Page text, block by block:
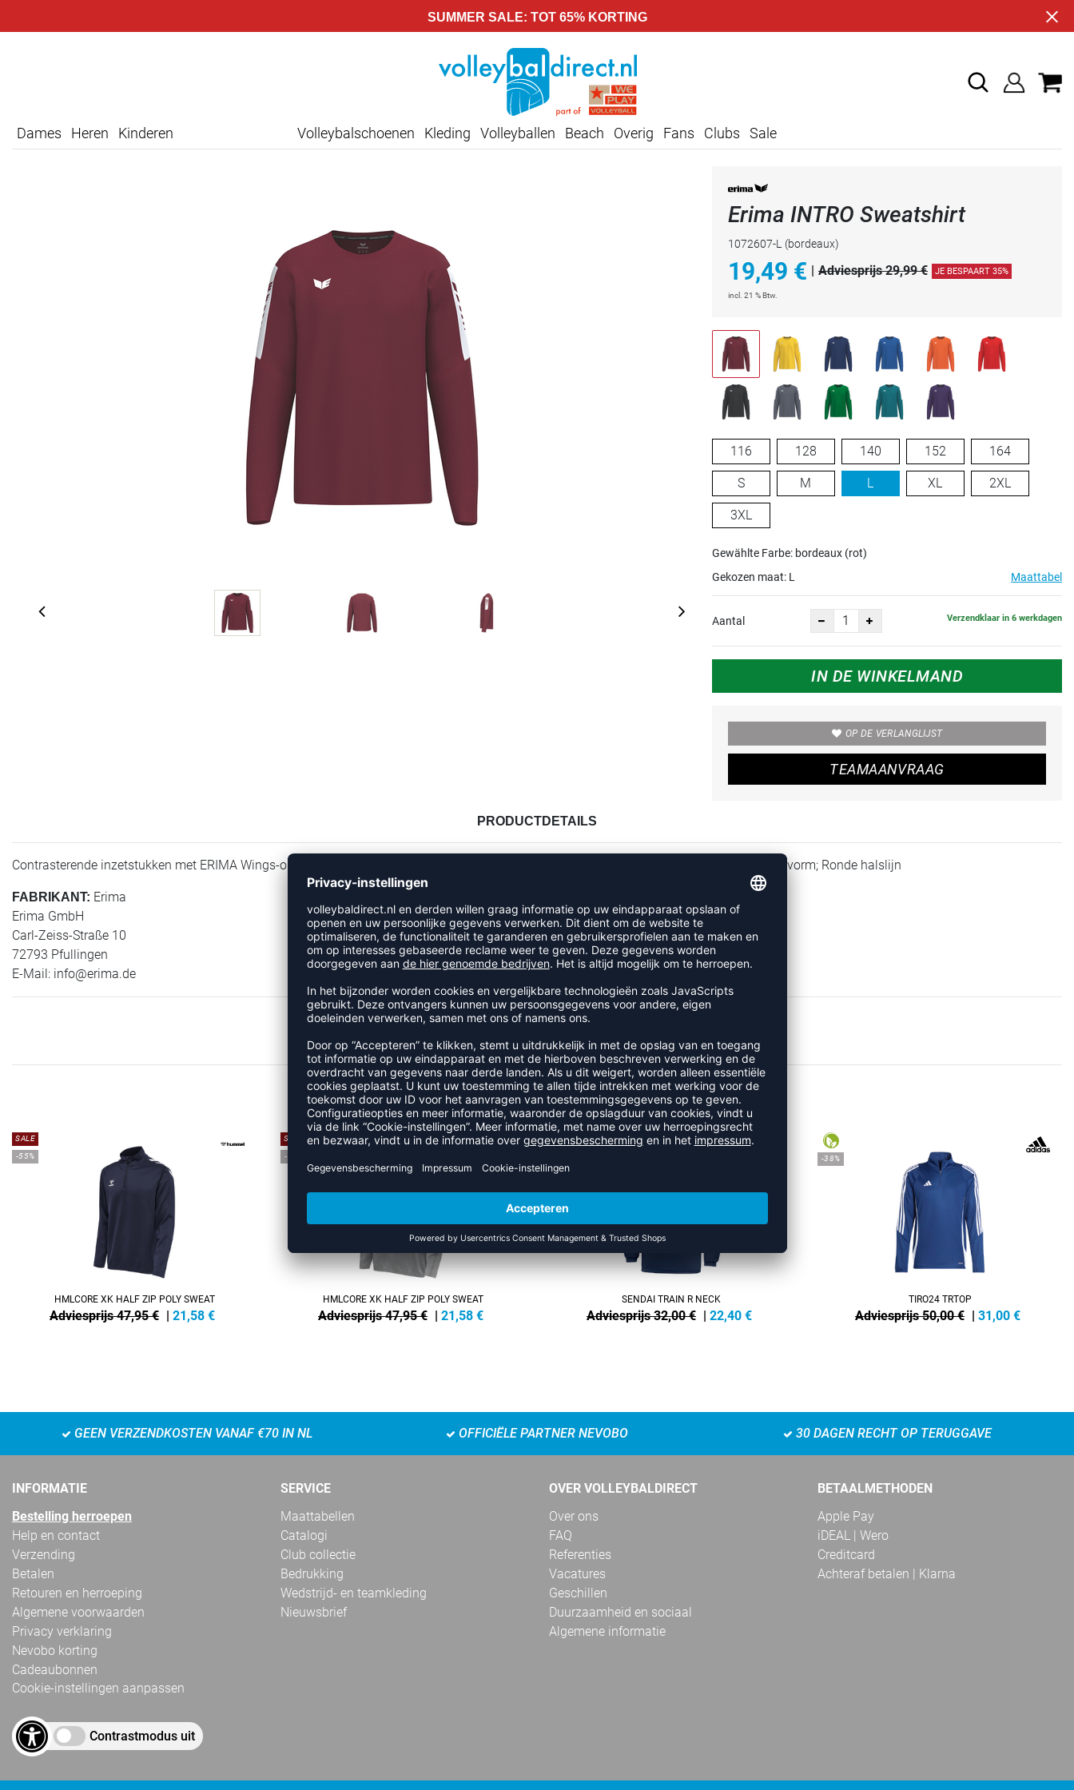
SUMMER SALE: TOT 65% KORTING
Dames Heren Kinderen Volleybalschoenen Kleding Volleyballen Beach Overig Fans Clubs Sale
Erima INTRO Sweatshirt
1072607-L (bordeaux)
19,49 € Adviesprijs 29,99 € JE BESPAART 35%
incl. 21 % Btw.
116 128 140 152 164
S M L XL 2XL
3XL
Gewählte Farbe: bordeaux (rot)
Gekozen maat: L Maattabel
Aantal Verzendklaar in 6 werkdagen
IN DE WINKELMAND
OP DE VERLANGLIJST
TEAMAANVRAAG
PRODUCTDETAILS
Contrasterende inzetstukken met ERIMA Wings-opdruk op de mouwen; Slijtvast functioneel materiaal; Geborduurd ERIMA-logo; Rechte pasvorm; Ronde halslijn
FABRIKANT: Erima
Erima GmbH
Carl-Zeiss-Straße 10
72793 Pfullingen
E-Mail: info@erima.de
RECENT BEKEKEN
MEER UIT DE CATEGORIE SWEATSHIRTS
SALE
-55%
HMLCORE XK HALF ZIP POLY SWEAT
Adviesprijs 47,95 € | 21,58 €
SALE
-55%
HMLCORE XK HALF ZIP POLY SWEAT
Adviesprijs 47,95 € | 21,58 €
SALE
SENDAI TRAIN R NECK
Adviesprijs 32,00 € | 22,40 €
-38%
TIRO24 TRTOP
Adviesprijs 50,00 € | 31,00 €
GEEN VERZENDKOSTEN VANAF €70 IN NL OFFICIËLE PARTNER NEVOBO 30 DAGEN RECHT OP TERUGGAVE
INFORMATIE
Bestelling herroepen
Help en contact
Verzending
Betalen
Retouren en herroeping
Algemene voorwaarden
Privacy verklaring
Nevobo korting
Cadeaubonnen
Cookie-instellingen aanpassen
Contrastmodus uit
SERVICE
Maattabellen
Catalogi
Club collectie
Bedrukking
Wedstrijd- en teamkleding
Nieuwsbrief
OVER VOLLEYBALDIRECT
Over ons
FAQ
Referenties
Vacatures
Geschillen
Duurzaamheid en sociaal
Algemene informatie
BETAALMETHODEN
Apple Pay
iDEAL | Wero
Creditcard
Achteraf betalen | Klarna